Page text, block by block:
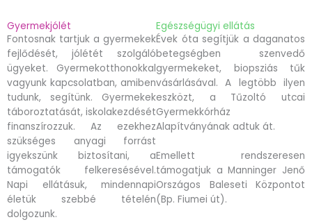
Gyermekjólét
Fontosnak tartjuk a gyermekek
fejlődését, jólétét szolgáló
ügyeket. Gyermekotthonokkal
vagyunk kapcsolatban, amiben
tudunk, segítünk. Gyermekek
táboroztatását, iskolakezdését
finanszírozzuk. Az ezekhez
szükséges anyagi forrást
igyekszünk biztosítani, a
támogatók felkeresésével.
Napi ellátásuk, mindennapi
életük szebbé tételén
dolgozunk.
Egészségügyi ellátás
Évek óta segítjük a daganatos
betegségben szenvedő
gyermekeket, biopsziás tűk
vásárlásával. A legtöbb ilyen
eszközt, a Tűzoltó utcai
Gyermekkórház
Alapítványának adtuk át.
Emellett rendszeresen
támogatjuk a Manninger Jenő
Országos Baleseti Központot
(Bp. Fiumei út).